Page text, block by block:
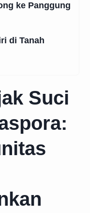
ke Panggung
di Tanah
Suci